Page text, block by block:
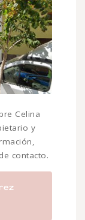
Celina
y
contacto.